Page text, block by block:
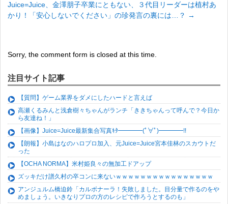
Juice=Juice、金澤朋子卒業にともない、３代目リーダーは植村あ
かり！「安心しないでください」の珍発言の裏には…？ →
Sorry, the comment form is closed at this time.
注目サイト記事
【質問】ゲーム業界をダメにしたハードと言えば
高瀬くるみんと浅倉樹々ちゃんがランチ「ききちゃんって呼んで？今日か
ら友達ね！」
【画像】Juice=Juice最新集合写真ｷﾀ━━━━(ﾟ∀ﾟ)━━━━!!
【朗報】小島はなのハロプロ加入、元Juice=Juice宮本佳林のスカウトだ
った
【OCHA NORMA】米村姫良々の無加工ドアップ
ズッキだけ譜久村の卒コンに来ないｗｗｗｗｗｗｗｗｗｗｗｗｗｗｗｗ
アンジュルム橋迫鈴「カルボナーラ！失敗しました。目分量で作るのをや
めましょう。いきなりプロの方のレシピで作ろうとするのも」